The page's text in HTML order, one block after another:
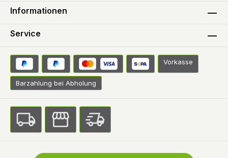
Informationen
Service
Vorkasse
Barzahlung bei Abholung